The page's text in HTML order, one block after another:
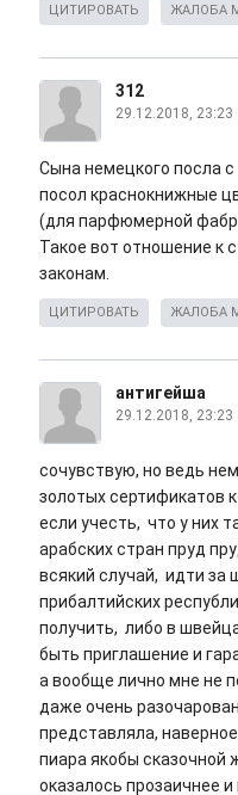
ЦИТИРОВАТЬ ЖАЛОБА
312
29.12.2018, 23:23
Сына немецкого посла
посол краснокнижные
(для парфюмерной
Такое вот отношение к
законам.
ЦИТИРОВАТЬ ЖАЛОБА
антигейша
29.12.2018, 23:23
сочувствую, но ведь
золотых сертификатов
если учесть, что у них
арабских стран пруд
всякий случай, идти за
прибалтийских
получить, либо в
быть приглашение и
а вообще лично мне не
даже очень
представляла,
пиара якобы сказочной
оказалось прозаичнее